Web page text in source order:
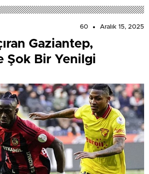
60 Aralık 15, 2025
Gaziantep,
Şok Bir Yenilgi